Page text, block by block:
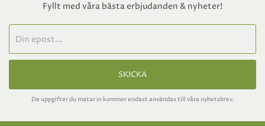
Fyllt med våra bästa erbjudanden & nyheter!
SKICKA
De uppgifter du matar in kommer endast användas till våra nyhetsbrev.